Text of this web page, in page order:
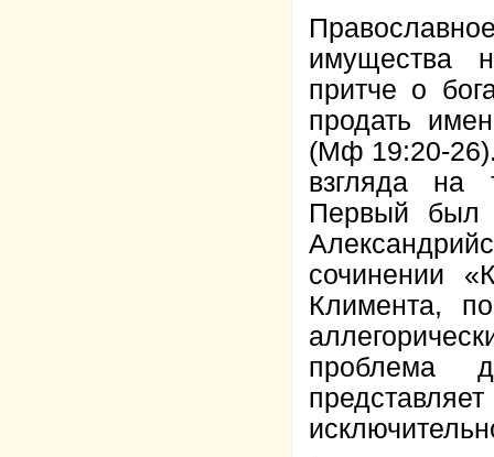
имущества
притче о
продать
(Мф 19:20-
взгляда на
Первый был
сочинении
Климента,
проблема